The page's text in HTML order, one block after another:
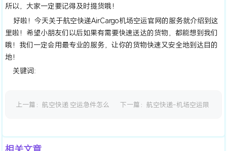
所以，大家一定要记得及时提货哦！
好啦！今天关于航空快递AirCargo机场空运官网的服务就介绍到这
里啦！希望小朋友们以后如果有需要快速送达的货物，都能想到我们
哦！我们一定会用最专业的服务，让你的货物快速又安全地到达目的
地！
关键词:
上一篇： 航空快递 空运急件怎么
下一篇： 航空快递-机场空运限